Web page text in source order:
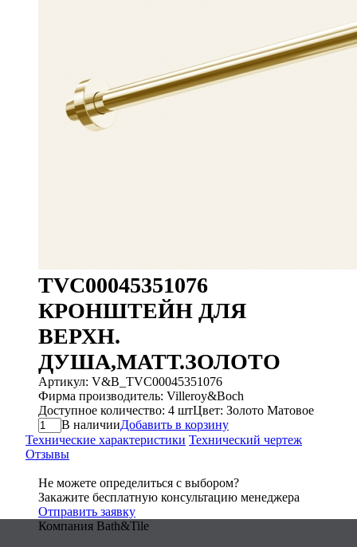
TVC00045351076
КРОНШТЕЙН ДЛЯ
ВЕРХН.
ДУША,МАТТ.ЗОЛОТО
Артикул: V&B_TVC00045351076
Фирма производитель: Villeroy&Boch
Доступное количество: 4 штЦвет: Золото Матовое
В наличииДобавить в корзину
Технические характеристики Технический чертеж
Отзывы
Не можете определиться с выбором?
Закажите бесплатную консультацию менеджера
Отправить заявку
Компания Bath&Tile